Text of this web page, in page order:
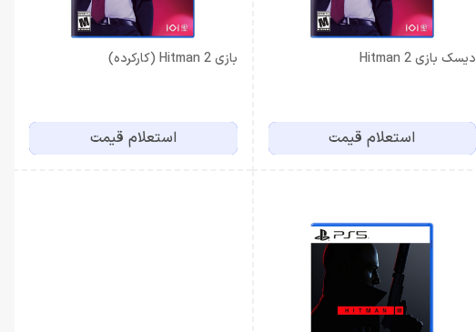
دیسک بازی Hitman 2
استعلام قیمت
بازی Hitman 2 (کارکرده)
استعلام قیمت